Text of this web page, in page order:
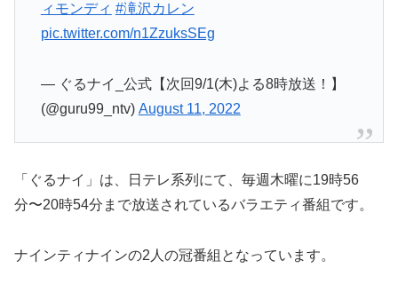
ィモンディ #滝沢カレン
pic.twitter.com/n1ZzuksSEg
— ぐるナイ_公式【次回9/1(木)よる8時放送！】
(@guru99_ntv) August 11, 2022
「ぐるナイ」は、日テレ系列にて、毎週木曜に19時56
分〜20時54分まで放送されているバラエティ番組です。
ナインティナインの2人の冠番組となっています。